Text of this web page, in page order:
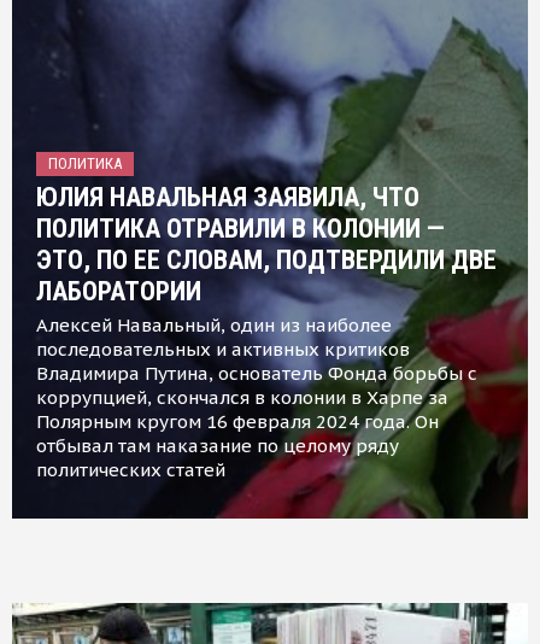
ПОЛИТИКА
ЮЛИЯ НАВАЛЬНАЯ ЗАЯВИЛА, ЧТО
ПОЛИТИКА ОТРАВИЛИ В КОЛОНИИ —
ЭТО, ПО ЕЕ СЛОВАМ, ПОДТВЕРДИЛИ ДВЕ
ЛАБОРАТОРИИ
Алексей Навальный, один из наиболее
последовательных и активных критиков
Владимира Путина, основатель Фонда борьбы с
коррупцией, скончался в колонии в Харпе за
Полярным кругом 16 февраля 2024 года. Он
отбывал там наказание по целому ряду
политических статей